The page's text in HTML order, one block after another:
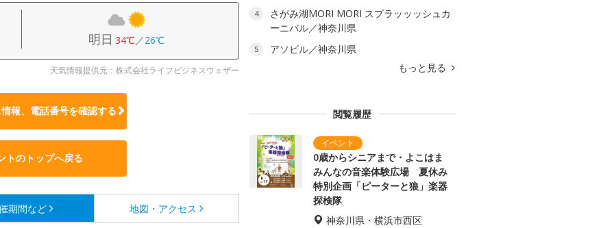
明日 34℃／26℃
天気情報提供元：株式会社ライフビジネスウェザー
報、電話番号を確認する
トのトップへ戻る
期間など 地図・アクセス
4
さがみ湖MORI MORI スプラッッッシュカ
ーニバル／神奈川県
5
アソビル／神奈川県
もっと見る
閲覧履歴
0歳からシニアまで・よこはま
みんなの音楽体験広場 夏休み
特別企画「ピーターと狼」楽器
探検隊
神奈川県・横浜市西区